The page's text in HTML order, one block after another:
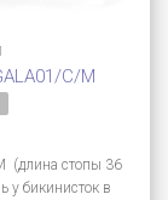
C/M
(длина стопы 36
у бикинисток в